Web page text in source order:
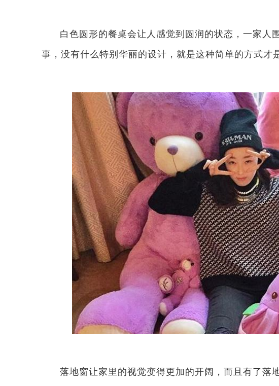
白色圆形的餐桌会让人感觉到圆润的状态，一家人
事，没有什么特别华丽的设计，就是这种简单的方式才
落地窗让家里的视觉变得更加的开阔，而且有了落